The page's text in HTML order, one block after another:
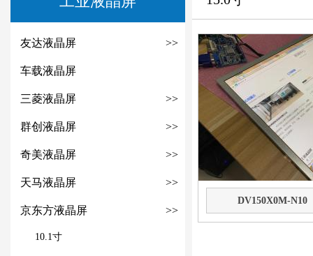
友达液晶屏 >>
车载液晶屏
三菱液晶屏 >>
群创液晶屏 >>
奇美液晶屏 >>
天马液晶屏 >>
京东方液晶屏 >>
10.1寸
DV150X0M-N10